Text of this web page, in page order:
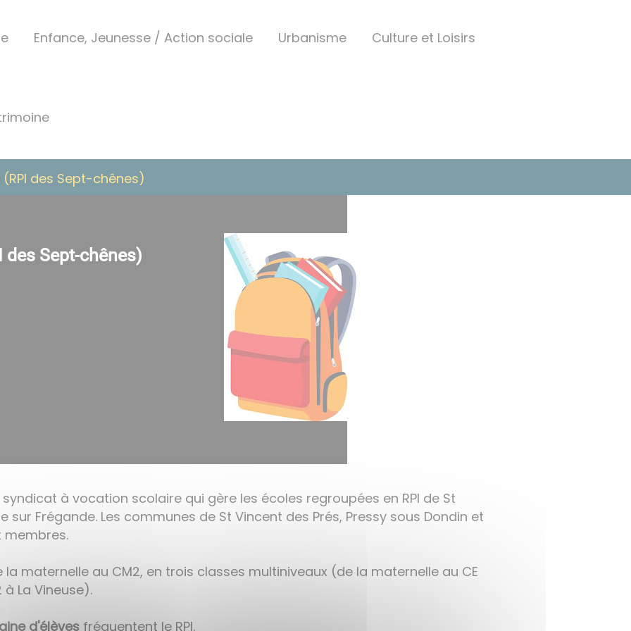
Enfance, Jeunesse / Action sociale Urbanisme Culture et Loisirs
des Sept-chênes)
des Sept-chênes)
à vocation scolaire qui gère les écoles regroupées en RPI de St
sur Frégande. Les communes de St Vincent des Prés, Pressy sous Dondin et
membres.
la maternelle au CM2, en trois classes multiniveaux (de la maternelle au CE
à La Vineuse).
d'élèvesfréquentent le RPI.